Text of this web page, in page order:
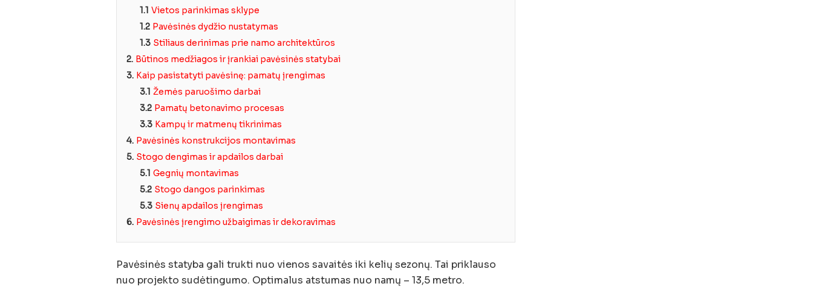
1.1 Vietos parinkimas sklype
1.2 Pavėsinės dydžio nustatymas
1.3 Stiliaus derinimas prie namo architektūros
2. Būtinos medžiagos ir įrankiai pavėsinės statybai
3. Kaip pasistatyti pavėsinę: pamatų įrengimas
3.1 Žemės paruošimo darbai
3.2 Pamatų betonavimo procesas
3.3 Kampų ir matmenų tikrinimas
4. Pavėsinės konstrukcijos montavimas
5. Stogo dengimas ir apdailos darbai
5.1 Gegnių montavimas
5.2 Stogo dangos parinkimas
5.3 Sienų apdailos įrengimas
6. Pavėsinės įrengimo užbaigimas ir dekoravimas
Pavėsinės statyba gali trukti nuo vienos savaitės iki kelių sezonų. Tai priklauso
nuo projekto sudėtingumo. Optimalus atstumas nuo namų – 13,5 metro.